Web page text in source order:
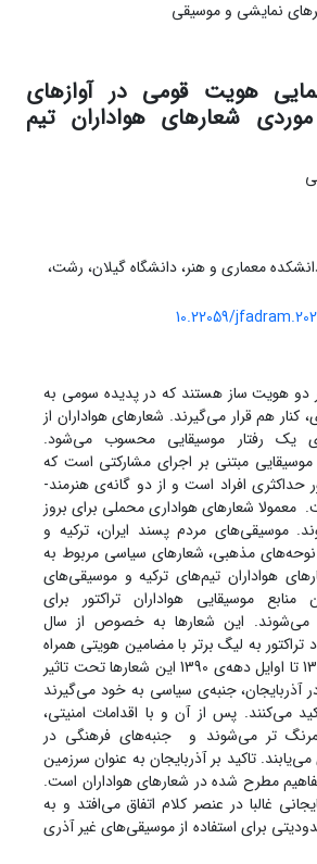
هویت قومی در آوازهای
موردی شعارهای هواداران تیم
معماری و هنر، دانشگاه گیلان، رشت،
10.22059/
دو هویت ساز هستند که در پدیده سومی به
کنار هم قرار می‌گیرند. شعارهای هواداران از
یک رفتار موسیقایی محسوب می‌شود.
مبتنی بر اجرای مشارکتی است که
حداکثری افراد است و از دو گانه‌ی هنرمند-
شعارهای هواداری محملی برای بروز
موسیقی‌های مردم پسند ایران، ترکیه‌ و
نوحه‌های مذهبی، شعار‌های سیاسی مربوط به
هواداران تیم‌های ترکیه و موسیقی‌های
منابع موسیقایی هواداران تراکتور برای
می‌شوند. این شعارها به خصوص از سال
تراکتور به لیگ برتر با مضامین هویتی همراه
می‌شوند. از سال 1388 تا اوایل دهه‌ی 1390 این شعار‌ها تحت تاثیر
جنبه‌ی سیاسی به خود می‌گیرند
می‌کنند. پس از آن و با اقدامات امنیتی،
تر می‌شوند و جنبه‌های فرهنگی در
تاکید بر آذربایجان به عنوان سرزمین
مطرح شده در شعارهای هواداران است.
غالبا در عنصر کلام اتفاق می‌افتد و به
برای استفاده از موسیقی‌های غیر آذری